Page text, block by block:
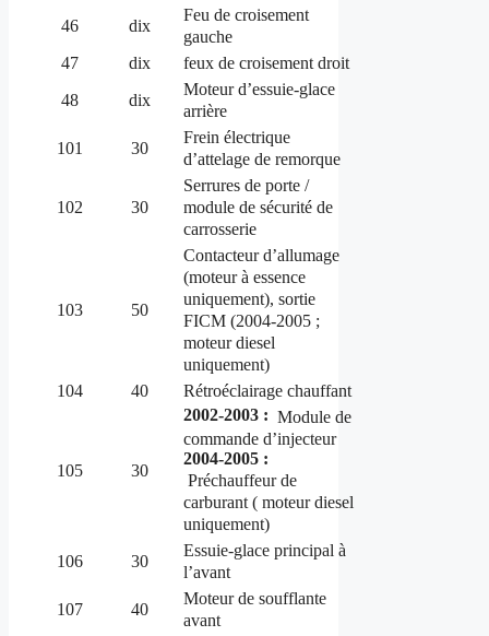
46 dix
Feu de croisement
gauche
47
dix
feux de croisement droit
48
dix
Moteur d’essuie-glace
arrière
101 30
Frein électrique
d’attelage de remorque
102 30
Serrures de porte /
module de sécurité de
carrosserie
103 50
Contacteur d’allumage
(moteur à essence
uniquement), sortie
FICM (2004-2005 ;
moteur diesel
uniquement)
104
40 Rétroéclairage chauffant
105 30
2002-2003 : Module de
commande d’injecteur
2004-2005 :
Préchauffeur de
carburant ( moteurdiesel
uniquement)
106 30
Essuie-glace principal à
l’avant
107 40
Moteur de soufflante
avant